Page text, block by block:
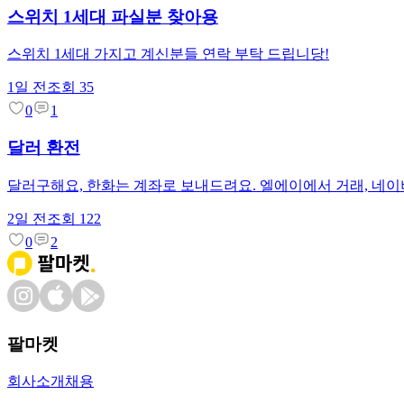
스위치 1세대 파실분 찾아용
스위치 1세대 가지고 계신분들 연락 부탁 드립니당!
1일 전조회 35
0
1
달러 환전
달러구해요, 한화는 계좌로 보내드려요. 엘에이에서 거래, 네이
2일 전 조회 122
0
2
팔마켓
회사소개 채용